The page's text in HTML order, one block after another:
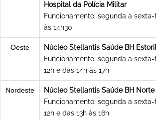
Hospital da Polícia Militar
Funcionamento: segunda a
às 14h30
Oeste
Núcleo Stellantis Saúde BH Estoril
Funcionamento: segunda a
12h e das 14h às 17h
Nordeste
Núcleo Stellantis Saúde BH Norte
Funcionamento: segunda a
12h e das 13h às 16h